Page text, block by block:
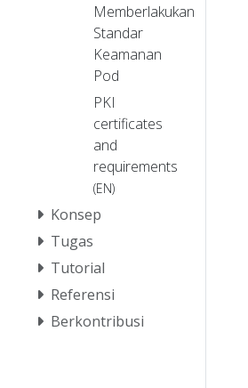
Memberlakukan
Standar
Keamanan
Pod
PKI
certificates
and
requirements
(EN)
Konsep
Tugas
Tutorial
Referensi
Berkontribusi